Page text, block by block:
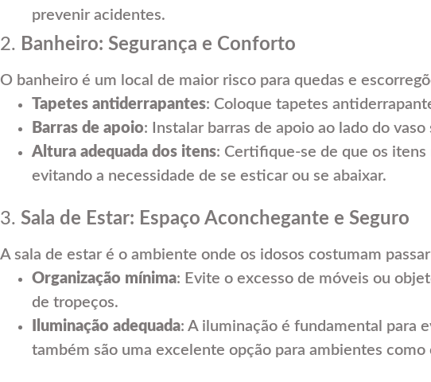
prevenir acidentes.
2. Banheiro: Segurança e Conforto
O banheiro é um local de maior risco para quedas e
Tapetes antiderrapantes: Coloque tapetes
Barras de apoio: Instalar barras de apoio ao lado do
Altura adequada dos itens: Certifique-se de que os
evitando a necessidade de se esticar ou se abaixar.
3. Sala de Estar: Espaço Aconchegante e Seguro
A sala de estar é o ambiente onde os idosos costumam
Organização mínima: Evite o excesso de móveis ou
de tropeços.
Iluminação adequada: A iluminação é fundamental para
também são uma excelente opção para ambientes como